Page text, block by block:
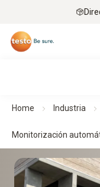
Home Industria
Monitorización